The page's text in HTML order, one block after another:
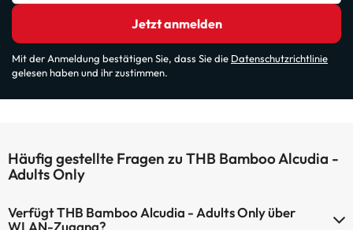
Jetzt anmelden
Mit der Anmeldung bestätigen Sie, dass Sie die Datenschutzrichtlinie
gelesen haben und ihr zustimmen.
Häufig gestellte Fragen zu THB Bamboo Alcudia -
Adults Only
Verfügt THB Bamboo Alcudia - Adults Only über
WLAN-Zugang?